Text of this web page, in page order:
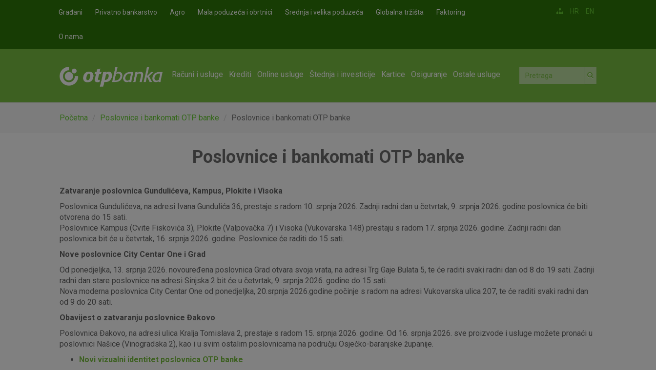
Građani Privatno bankarstvo Agro Mala poduzeća i obrtnici Srednja i velika poduzeća Globalna tržišta Faktoring
O nama
HR EN
Računi i usluge Krediti Online usluge Štednja i investicije Kartice Osiguranje Ostale usluge
Početna Poslovnice i bankomati OTP banke Poslovnice i bankomati OTP banke
Poslovnice i bankomati OTP banke
Zatvaranje poslovnica Gundulićeva, Kampus, Plokite i Visoka
Poslovnica Gundulićeva, na adresi Ivana Gundulića 36, prestaje s radom 10. srpnja 2026. Zadnji radni dan u četvrtak, 9. srpnja 2026. godine poslovnica će biti
otvorena do 15 sati.
Poslovnice Kampus (Cvite Fiskovića 3), Plokite (Valpovačka 7) i Visoka (Vukovarska 148) prestaju s radom 17. srpnja 2026. godine. Zadnji radni dan
poslovnica bit će u četvrtak, 16. srpnja 2026. godine. Poslovnice će raditi do 15 sati.
Nove poslovnice City Centar One i Grad
Od ponedjeljka, 13. srpnja 2026. novouređena poslovnica Grad otvara svoja vrata, na adresi Trg Gaje Bulata 5, te će raditi svaki radni dan od 8 do 19 sati. Zadnji
radni dan stare poslovnice na adresi Sinjska 2 bit će u četvrtak, 9. srpnja 2026. godine do 15 sati.
Nova moderna poslovnica City Centar One od ponedjeljka, 20.srpnja 2026.godine počinje s radom na adresi Vukovarska ulica 207, te će raditi svaki radni dan
od 9 do 20 sati.
Obavijest o zatvaranju poslovnice Đakovo
Poslovnica Đakovo, na adresi ulica Kralja Tomislava 2, prestaje s radom 15. srpnja 2026. godine. Od 16. srpnja 2026. sve proizvode i usluge možete pronaći u
poslovnici Našice (Vinogradska 2), kao i u svim ostalim poslovnicama na području Osječko-baranjske županije.
Novi vizualni identitet poslovnica OTP banke